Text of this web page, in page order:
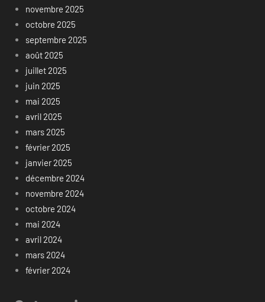
novembre 2025
octobre 2025
septembre 2025
août 2025
juillet 2025
juin 2025
mai 2025
avril 2025
mars 2025
février 2025
janvier 2025
décembre 2024
novembre 2024
octobre 2024
mai 2024
avril 2024
mars 2024
février 2024